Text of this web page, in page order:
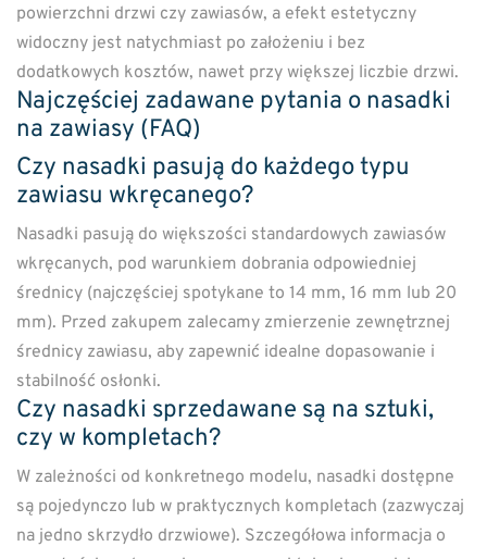
powierzchni drzwi czy zawiasów, a efekt estetyczny
widoczny jest natychmiast po założeniu i bez
dodatkowych kosztów, nawet przy większej liczbie drzwi.
Najczęściej zadawane pytania o nasadki
na zawiasy (FAQ)
Czy nasadki pasują do każdego typu
zawiasu wkręcanego?
Nasadki pasują do większości standardowych zawiasów
wkręcanych, pod warunkiem dobrania odpowiedniej
średnicy (najczęściej spotykane to 14 mm, 16 mm lub 20
mm). Przed zakupem zalecamy zmierzenie zewnętrznej
średnicy zawiasu, aby zapewnić idealne dopasowanie i
stabilność osłonki.
Czy nasadki sprzedawane są na sztuki,
czy w kompletach?
W zależności od konkretnego modelu, nasadki dostępne
są pojedynczo lub w praktycznych kompletach (zazwyczaj
na jedno skrzydło drzwiowe). Szczegółowa informacja o